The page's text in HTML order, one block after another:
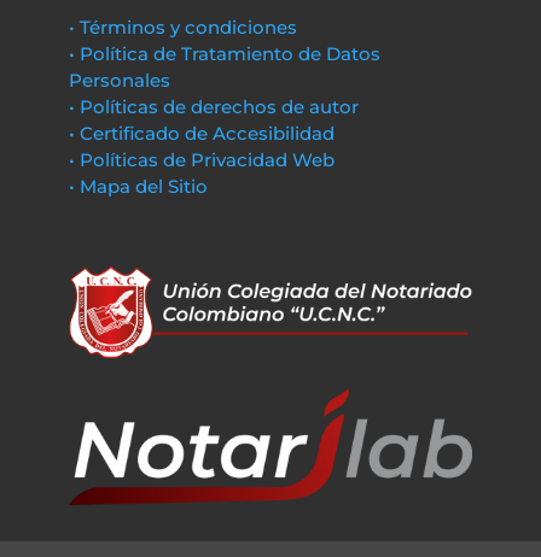
• Términos y condiciones
• Política de Tratamiento de Datos
Personales
• Políticas de derechos de autor
• Certificado de Accesibilidad
• Políticas de Privacidad Web
• Mapa del Sitio